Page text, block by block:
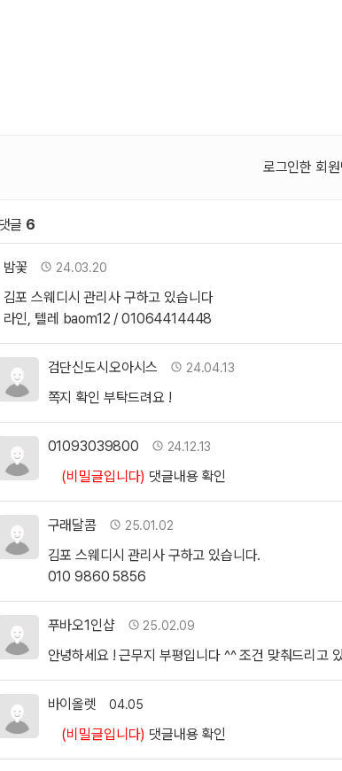
로그인한 회
원 문의 및 댓글
댓글 6
밤꽃님의 댓글
작성자
밤꽃 작성일24.03.20
김포 스웨디시 관리사 구하고 있습니다
라인, 텔레 baom12 / 01064414448
검단신도시오아시스님의 댓글
작성자
검단신도시오아시스 작성일24.04.13
쪽지 확인 부탁드려요 !
01093039800님의 댓글
작성자
01093039800 작성일24.12.13
(비밀글입니다) 댓글내용 확인
구래달콤님의 댓글
작성자
구래달콤 작성일25.01.02
김포 스웨디시 관리사 구하고 있습니다.
010 9860 5856
푸바오1인샵님의 댓글
작성자
푸바오1인샵 작성일25.02.09
안녕하세요 ! 근무지 부평입니다 ^^ 조건 맞춰드리
바이올렛님의 댓글
작성자
바이올렛 작성일
04.05
(비밀글입니다) 댓글내용 확인